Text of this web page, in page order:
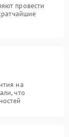
провести
на
что